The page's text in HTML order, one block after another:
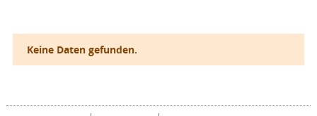
Keine Daten gefunden.